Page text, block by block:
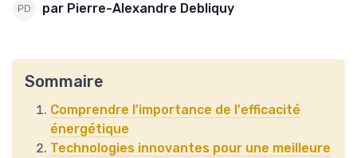
par Pierre-Alexandre Debliquy
Sommaire
Comprendre l'importance de l'efficacité
énergétique
Technologies innovantes pour une meilleure